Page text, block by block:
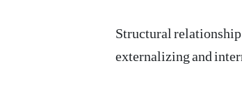
Structural
externalizing and